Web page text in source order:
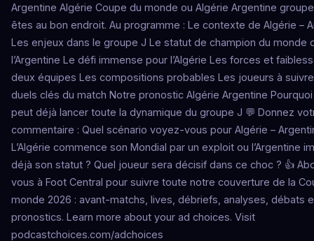
Argentine Algérie Coupe du monde ou Algérie Argentine
êtes au bon endroit. Au programme : Le contexte de Algérie –
Les enjeux dans le groupe J Le statut de champion du monde
l’Argentine Le défi immense pour l’Algérie Les forces et
deux équipes Les compositions probables Les joueurs à
duels clés du match Notre pronostic Algérie Argentine
peut déjà lancer toute la dynamique du groupe J 💬 Donnez
commentaire : Quel scénario voyez-vous pour Algérie –
L’Algérie commence son Mondial par un exploit ou l’Argentine
déjà son statut ? Quel joueur sera décisif dans ce choc ? 👍
vous à Foot Central pour suivre toute notre couverture de la
monde 2026 : avant-matchs, lives, débriefs, analyses, débats
pronostics. Learn more about your ad choices. Visit
podcastchoices.com/adchoices